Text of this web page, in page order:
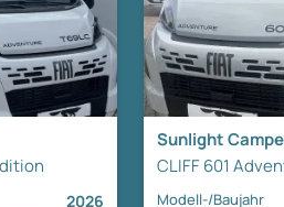
2026
Sunlight
CLIFF 601
Modell-/Baujahr